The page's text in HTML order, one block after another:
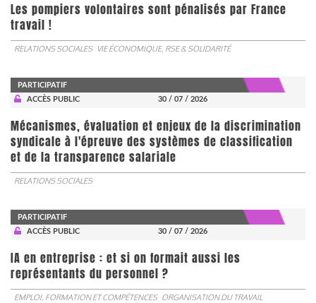
Les pompiers volontaires sont pénalisés par France
travail !
RELATIONS SOCIALES VIE ÉCONOMIQUE, RSE & SOLIDARITÉ
PARTICIPATIF
ACCÈS PUBLIC
30 / 07 / 2026
Mécanismes, évaluation et enjeux de la discrimination
syndicale à l'épreuve des systèmes de classification
et de la transparence salariale
RELATIONS SOCIALES
PARTICIPATIF
ACCÈS PUBLIC
30 / 07 / 2026
IA en entreprise : et si on formait aussi les
représentants du personnel ?
EMPLOI, FORMATION ET COMPÉTENCES ORGANISATION DU TRAVAIL